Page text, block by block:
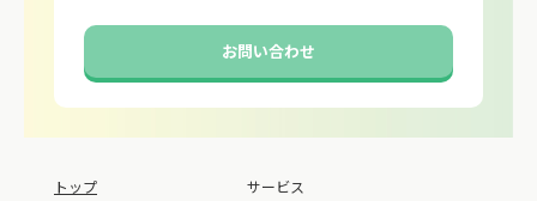
お問い合わせ
トップ
サービス